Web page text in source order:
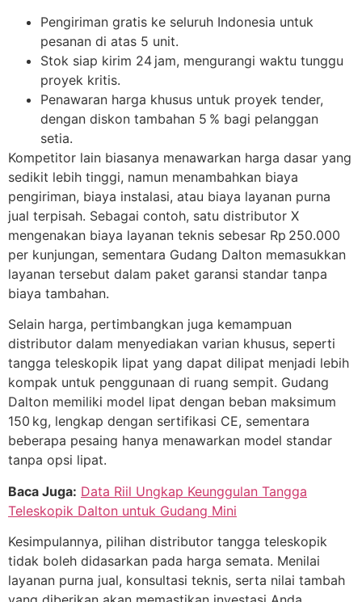
Pengiriman gratis ke seluruh Indonesia untuk
pesanan di atas 5 unit.
Stok siap kirim 24 jam, mengurangi waktu tunggu
proyek kritis.
Penawaran harga khusus untuk proyek tender,
dengan diskon tambahan 5 % bagi pelanggan
setia.
Kompetitor lain biasanya menawarkan harga dasar yang
sedikit lebih tinggi, namun menambahkan biaya
pengiriman, biaya instalasi, atau biaya layanan purna
jual terpisah. Sebagai contoh, satu distributor X
mengenakan biaya layanan teknis sebesar Rp 250.000
per kunjungan, sementara Gudang Dalton memasukkan
layanan tersebut dalam paket garansi standar tanpa
biaya tambahan.
Selain harga, pertimbangkan juga kemampuan
distributor dalam menyediakan varian khusus, seperti
tangga teleskopik lipat yang dapat dilipat menjadi lebih
kompak untuk penggunaan di ruang sempit. Gudang
Dalton memiliki model lipat dengan beban maksimum
150 kg, lengkap dengan sertifikasi CE, sementara
beberapa pesaing hanya menawarkan model standar
tanpa opsi lipat.
Baca Juga: Data Riil Ungkap Keunggulan Tangga
Teleskopik Dalton untuk Gudang Mini
Kesimpulannya, pilihan distributor tangga teleskopik
tidak boleh didasarkan pada harga semata. Menilai
layanan purna jual, konsultasi teknis, serta nilai tambah